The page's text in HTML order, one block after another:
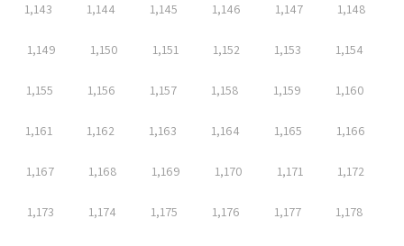
1,143 1,144 1,145 1,146 1,147 1,148
1,149 1,150 1,151 1,152 1,153 1,154
1,155 1,156 1,157 1,158 1,159 1,160
1,161 1,162 1,163 1,164 1,165 1,166
1,167 1,168 1,169 1,170 1,171 1,172
1,173 1,174 1,175 1,176 1,177 1,178